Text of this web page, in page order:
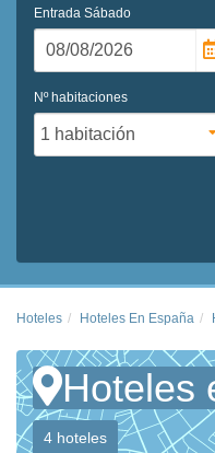
Entrada Sábado
Nº habitaciones
Hoteles Hoteles En España
Hoteles
4 hoteles